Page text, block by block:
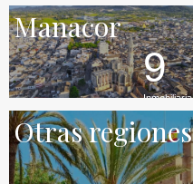
Manacor
9
Inmobiliaria
Otras regiones